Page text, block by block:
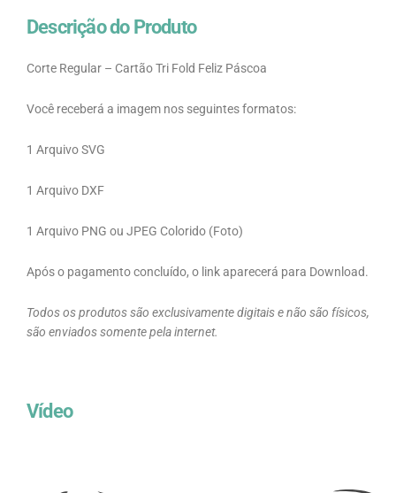
Descrição do Produto
Corte Regular – Cartão Tri Fold Feliz Páscoa
Você receberá a imagem nos seguintes formatos:
1 Arquivo SVG
1 Arquivo DXF
1 Arquivo PNG ou JPEG Colorido (Foto)
Após o pagamento concluído, o link aparecerá para Download.
Todos os produtos são exclusivamente digitais e não são físicos,
são enviados somente pela internet.
Vídeo